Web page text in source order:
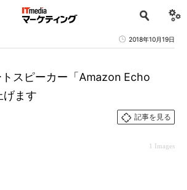
2018年10月19日
スピーカー‎「Amazon Echo
げます
記事を見る
1 Images